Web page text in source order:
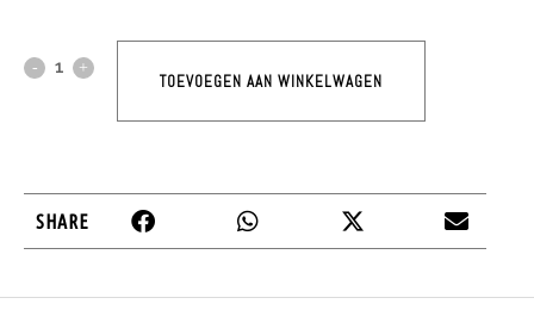
TOEVOEGEN AAN WINKELWAGEN
SHARE